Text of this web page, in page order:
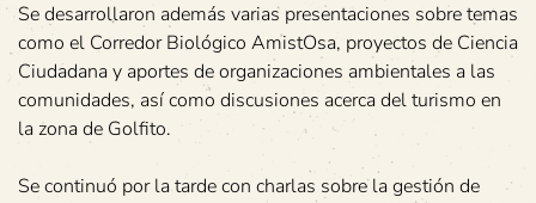
Se desarrollaron además varias presentaciones sobre temas
como el Corredor Biológico AmistOsa, proyectos de Ciencia
Ciudadana y aportes de organizaciones ambientales a las
comunidades, así como discusiones acerca del turismo en
la zona de Golfito.
Se continuó por la tarde con charlas sobre la gestión de